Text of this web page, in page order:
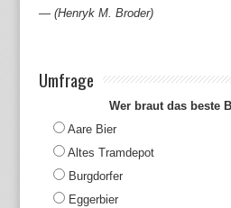
— (Henryk M. Broder)
Umfrage
Wer braut das beste
Aare Bier
Altes Tramdepot
Burgdorfer
Eggerbier